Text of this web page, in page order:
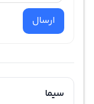
ارسال
سیما